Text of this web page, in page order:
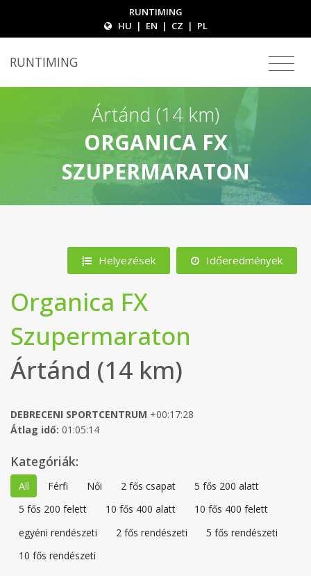
RUNTIMING
HU | EN | CZ | PL
RUNTIMING
Ártánd (14 km)
ORGANICA FX
SZUPERMARATON
Helyezések Időeredmények
Organica FX
Szupermaraton
Ártánd (14 km)
DEBRECENI SPORTCENTRUM +00:17:28
Átlag idő: 01:05:14
Kategóriák:
All Férfi Női 2 fős csapat
5 fős 200 alatt
5 fős 200 felett
10 fős 400 alatt
10 fős 400 felett
egyéni rendészeti
2 fős rendészeti
5 fős rendészeti
10 fős rendészeti